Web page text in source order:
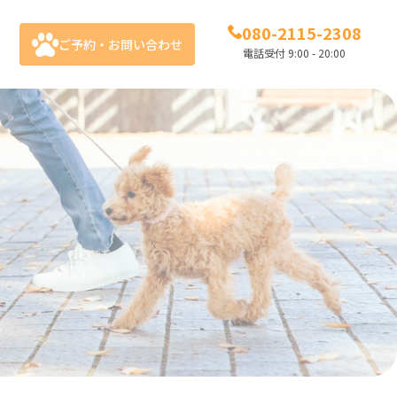
ご予約・お問い合わせ 080-2115-2308
電話受付 9:00 - 20:00